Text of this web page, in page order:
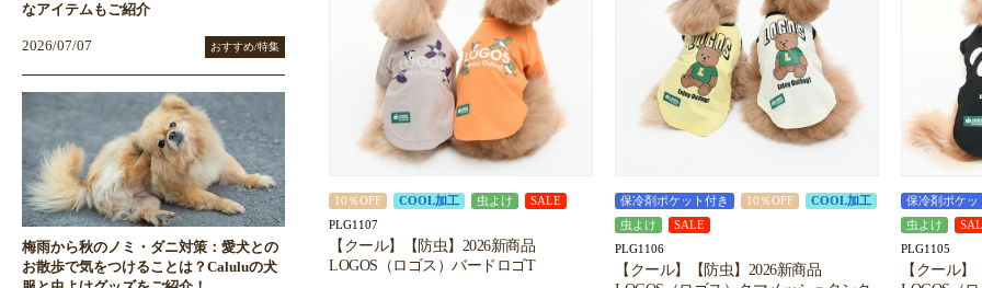
10％OFF COOL加工 虫よけ SALE
PLG1107
【クール】【防虫】2026新商品
LOGOS（ロゴス）バードロゴT
保冷剤ポケット付き 10％OFF
COOL加工
虫よけ
SALE
PLG1106
【クール】【防虫】2026新商品
保冷剤ポケッ
虫よけ
PLG1105
【クール
なアイテムもご紹介
2026/07/07 おすすめ/特集
梅雨から秋のノミ・ダニ対策：愛犬との
お散歩で気をつけることは？Caluluの犬